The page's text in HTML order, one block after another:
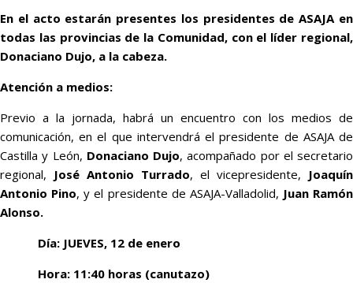
En el acto estarán presentes los presidentes de ASAJA en
todas las provincias de la Comunidad, con el líder regional,
Donaciano Dujo, a la cabeza.
Atención a medios:
Previo a la jornada, habrá un encuentro con los medios de
comunicación, en el que intervendrá el presidente de ASAJA de
Castilla y León, Donaciano Dujo, acompañado por el secretario
regional, José Antonio Turrado, el vicepresidente, Joaquín
Antonio Pino, y el presidente de ASAJA-Valladolid, Juan Ramón
Alonso.
Día: JUEVES, 12 de enero
Hora: 11:40 horas (canutazo)